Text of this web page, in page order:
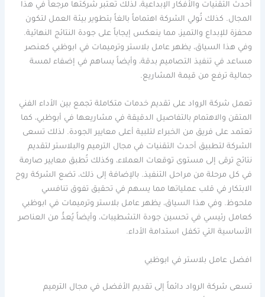
أحدث التقنيات والأفكار الإبداعية، لذلك تُعتبر شركتها مرجعاً في هذا
المجال. كذلك تُولي الشركة اهتماماً بالغاً بتطوير بيئة العمل لتكون
محفزة للإبداع والتميز، مما ينعكس إيجاباً على جودة النتائج النهائية.
وفي هذا السياق، يظهر عامل بلاستر وترميمات في ابوظبي كعنصر
مساعد في تنفيذ التصاميم بدقة، وأيضاً يساهم في إضفاء لمسة
جمالية ترفع من قيمة المشاريع.
تعمل شركة الرواد على تقديم خدمات متكاملة تجمع بين الأداء الفني
المتقن والاهتمام بالتفاصيل الدقيقة في مشاريعها في أبوظبي، كما
تعتمد على فريق من الخبراء لتلبية أعلى معايير الجودة. لذلك تسعى
الشركة لتطبيق أحدث التقنيات في مجال الترميم والبلاستر لتقديم
نتائج ترقى إلى مستوى توقعات العملاء، وكذلك تُطبق معايير صارمة
في كل مرحلة من مراحل التنفيذ. بالإضافة إلى ذلك، تضع الشركة روح
الابتكار في قلب عملياتها مما يسهم في تحقيق تفوق تنافسي
ملحوظ. وفي هذا السياق، يظهر عامل بلاستر وترميمات في ابوظبي
كعامل رئيسي في تحسين جودة التشطيبات، وأيضاً يُعدُّ من العناصر
الأساسية التي تكفل استدامة الأداء.
افضل عامل بلاستر في ابوظبي
تسعى شركة الرواد دائماً إلى تقديم الأفضل في مجال الترميم